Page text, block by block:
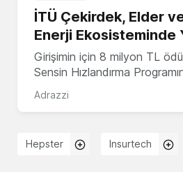
İTÜ Çekirdek, Elder
Enerji Ekosisteminde
Girişimin için 8 milyon TL
Sensin Hızlandırma
Adrazzi
Hepster Insurtech